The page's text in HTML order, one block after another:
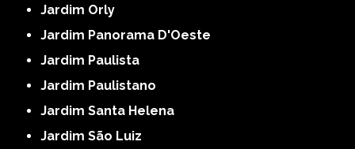
Jardim Orly
Jardim Panorama D'Oeste
Jardim Paulista
Jardim Paulistano
Jardim Santa Helena
Jardim São Luiz